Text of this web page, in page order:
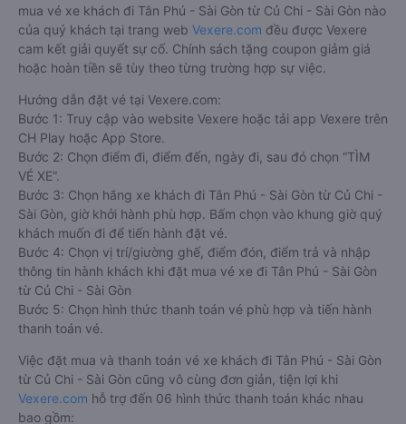
mua vé xe khách đi Tân Phú - Sài Gòn từ Củ Chi - Sài Gòn nào
của quý khách tại trang web Vexere.com đều được Vexere
cam kết giải quyết sự cố. Chính sách tặng coupon giảm giá
hoặc hoàn tiền sẽ tùy theo từng trường hợp sự việc.
Hướng dẫn đặt vé tại Vexere.com:
Bước 1: Truy cập vào website Vexere hoặc tải app Vexere trên
CH Play hoặc App Store.
Bước 2: Chọn điểm đi, điểm đến, ngày đi, sau đó chọn “TÌM
VÉ XE”.
Bước 3: Chọn hãng xe khách đi Tân Phú - Sài Gòn từ Củ Chi -
Sài Gòn, giờ khởi hành phù hợp. Bấm chọn vào khung giờ quý
khách muốn đi để tiến hành đặt vé.
Bước 4: Chọn vị trí/giường ghế, điểm đón, điểm trả và nhập
thông tin hành khách khi đặt mua vé xe đi Tân Phú - Sài Gòn
từ Củ Chi - Sài Gòn
Bước 5: Chọn hình thức thanh toán vé phù hợp và tiến hành
thanh toán vé.
Việc đặt mua và thanh toán vé xe khách đi Tân Phú - Sài Gòn
từ Củ Chi - Sài Gòn cũng vô cùng đơn giản, tiện lợi khi
Vexere.com hỗ trợ đến 06 hình thức thanh toán khác nhau
bao gồm: